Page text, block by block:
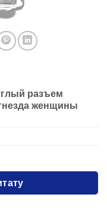
разъем
женщины